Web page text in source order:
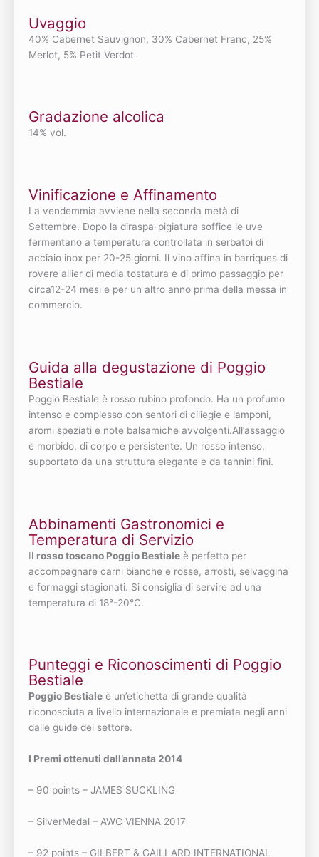
Uvaggio
40% Cabernet Sauvignon, 30% Cabernet Franc, 25%
Merlot, 5% Petit Verdot
Gradazione alcolica
14% vol.
Vinificazione e Affinamento
La vendemmia avviene nella seconda metà di
Settembre. Dopo la diraspa-pigiatura soffice le uve
fermentano a temperatura controllata in serbatoi di
acciaio inox per 20-25 giorni. Il vino affina in barriques di
rovere allier di media tostatura e di primo passaggio per
circa12-24 mesi e per un altro anno prima della messa in
commercio.
Guida alla degustazione di Poggio
Bestiale
Poggio Bestiale è rosso rubino profondo. Ha un profumo
intenso e complesso con sentori di ciliegie e lamponi,
aromi speziati e note balsamiche avvolgenti.All’assaggio
è morbido, di corpo e persistente. Un rosso intenso,
supportato da una struttura elegante e da tannini fini.
Abbinamenti Gastronomici e
Temperatura di Servizio
Il rosso toscano Poggio Bestiale è perfetto per
accompagnare carni bianche e rosse, arrosti, selvaggina
e formaggi stagionati. Si consiglia di servire ad una
temperatura di 18°-20°C.
Punteggi e Riconoscimenti di Poggio
Bestiale
Poggio Bestiale è un’etichetta di grande qualità
riconosciuta a livello internazionale e premiata negli anni
dalle guide del settore.
I Premi ottenuti dall’annata 2014
– 90 points – JAMES SUCKLING
– SilverMedal – AWC VIENNA 2017
– 92 points – GILBERT & GAILLARD INTERNATIONAL